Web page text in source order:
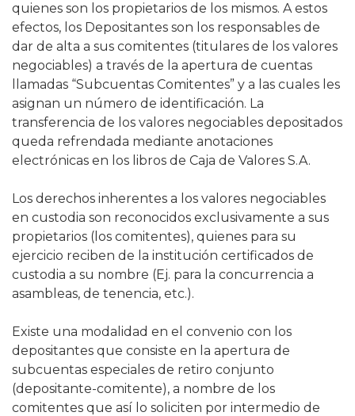
quienes son los propietarios de los mismos. A estos
efectos, los Depositantes son los responsables de
dar de alta a sus comitentes (titulares de los valores
negociables) a través de la apertura de cuentas
llamadas “Subcuentas Comitentes” y a las cuales les
asignan un número de identificación. La
transferencia de los valores negociables depositados
queda refrendada mediante anotaciones
electrónicas en los libros de Caja de Valores S.A.
Los derechos inherentes a los valores negociables
en custodia son reconocidos exclusivamente a sus
propietarios (los comitentes), quienes para su
ejercicio reciben de la institución certificados de
custodia a su nombre (Ej. para la concurrencia a
asambleas, de tenencia, etc.).
Existe una modalidad en el convenio con los
depositantes que consiste en la apertura de
subcuentas especiales de retiro conjunto
(depositante-comitente), a nombre de los
comitentes que así lo soliciten por intermedio de